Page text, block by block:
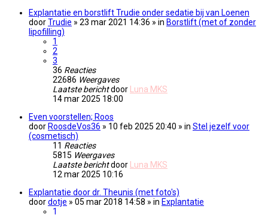
Explantatie en borstlift Trudie onder sedatie bij van Loenen
doorTrudie » 23 mar 2021 14:36 » in Borstlift (met of zonder
lipofilling)
1
2
3
36 Reacties
22686 Weergaves
Laatste berichtdoor
Luna MKS
14 mar 2025 18:00
Even voorstellen; Roos
door RoosdeVos36 » 10 feb 2025 20:40 » in Stel jezelf voor
(cosmetisch)
11 Reacties
5815 Weergaves
Laatste berichtdoor
Luna MKS
12 mar 2025 10:16
Explantatie door dr. Theunis (met foto's)
doordotje » 05 mar 2018 14:58 » in Explantatie
1